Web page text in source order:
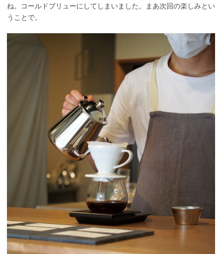
ね。コールドブリューにしてしまいました。まあ次回の楽しみとい
うことで。